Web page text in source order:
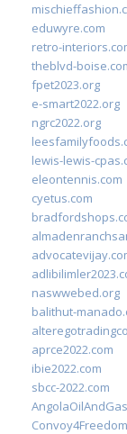
eduwyre.com
retro-
theblvd-
fpet2023.org
e-smart2022.org
ngrc2022.org
lewis-lewis-
eleontennis.com
cyetus.com
naswwebed.org
balithut-
aprce2022.com
ibie2022.com
sbcc-2022.com